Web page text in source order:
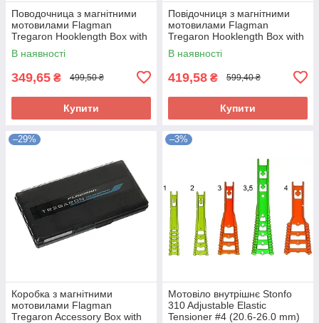
Поводочница з магнітними
мотовилами Flagman
Tregaron Hooklength Box with
Rig Sticks S
В наявності
349,65 ₴ 499,50 ₴
Купити
Повідочниця з магнітними
мотовилами Flagman
Tregaron Hooklength Box with
Rig Sticks M
В наявності
419,58 ₴ 599,40 ₴
Купити
–29%
Коробка з магнітними
мотовилами Flagman
Tregaron Accessory Box with
–3%
Мотовіло внутрішнє Stonfo
310 Adjustable Elastic
Tensioner #4 (20.6-26.0 mm)